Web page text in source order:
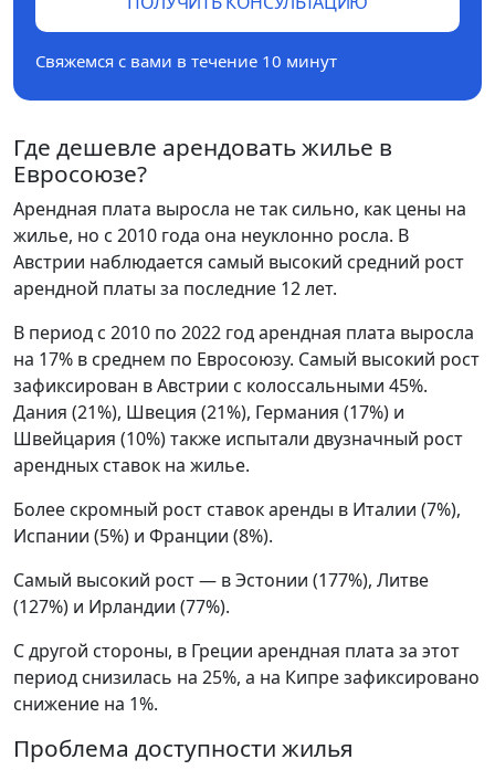
Свяжемся с вами в течение 10 минут
Где дешевле арендовать жилье в
Евросоюзе?
Арендная плата выросла не так сильно, как цены на
жилье, но с 2010 года она неуклонно росла. В
Австрии наблюдается самый высокий средний рост
арендной платы за последние 12 лет.
В период с 2010 по 2022 год арендная плата выросла
на 17% в среднем по Евросоюзу. Самый высокий рост
зафиксирован в Австрии с колоссальными 45%.
Дания (21%), Швеция (21%), Германия (17%) и
Швейцария (10%) также испытали двузначный рост
арендных ставок на жилье.
Более скромный рост ставок аренды в Италии (7%),
Испании (5%) и Франции (8%).
Самый высокий рост — в Эстонии (177%), Литве
(127%) и Ирландии (77%).
С другой стороны, в Греции арендная плата за этот
период снизилась на 25%, а на Кипре зафиксировано
снижение на 1%.
Проблема доступности жилья